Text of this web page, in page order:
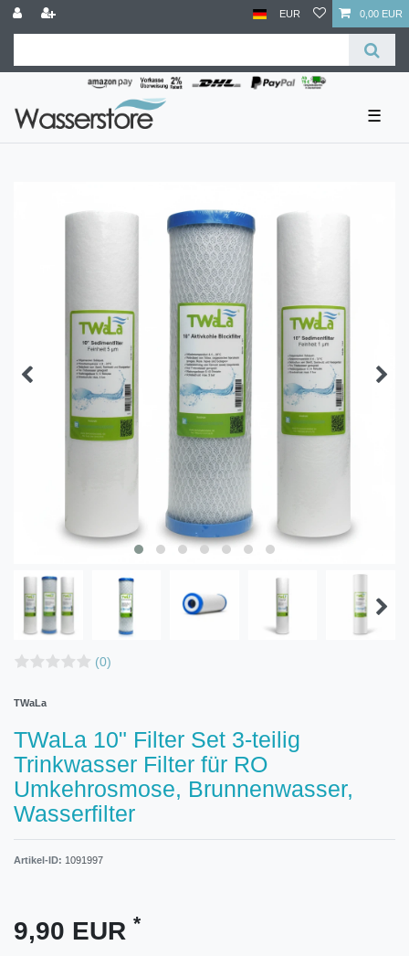
EUR 0,00 EUR
☰
(0)
TWaLa
TWaLa 10" Filter Set 3-teilig
Trinkwasser Filter für RO
Umkehrosmose, Brunnenwasser,
Wasserfilter
Artikel-ID: 1091997
9,90 EUR *